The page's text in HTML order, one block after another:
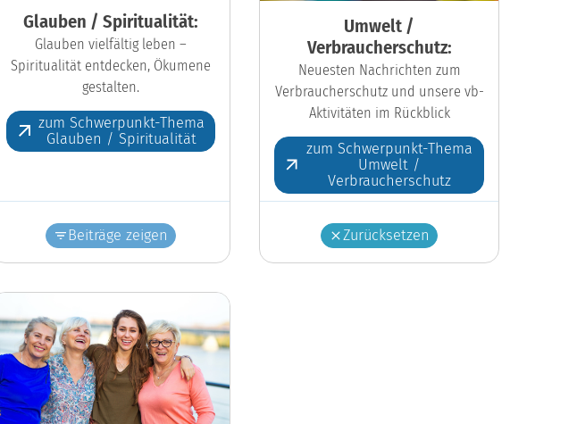
Glauben / Spiritualität:
Glauben vielfältig leben –
Spiritualität entdecken, Ökumene
gestalten.
zum Schwerpunkt-Thema
Glauben / Spiritualität
Beiträge zeigen
Umwelt /
Verbraucherschutz:
Neuesten Nachrichten zum
Verbraucherschutz und unsere vb-
Aktivitäten im Rückblick
zum Schwerpunkt-Thema
Umwelt /
Verbraucherschutz
Zurücksetzen